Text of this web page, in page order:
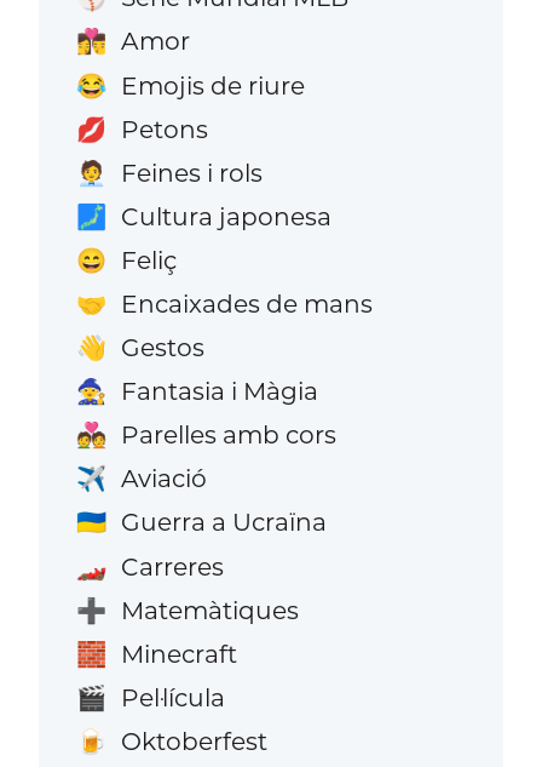
👩‍❤️‍💋‍👨 Amor
😂 Emojis de riure
💋 Petons
🧑‍💼 Feines i rols
🗾 Cultura japonesa
😄 Feliç
🤝 Encaixades de mans
👋 Gestos
🧙 Fantasia i Màgia
💑 Parelles amb cors
✈️ Aviació
🇺🇦 Guerra a Ucraïna
🏎️ Carreres
➕ Matemàtiques
🧱 Minecraft
🎬 Pel·lícula
🍺 Oktoberfest